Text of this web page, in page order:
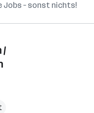
Jobs – sonst nichts!
/